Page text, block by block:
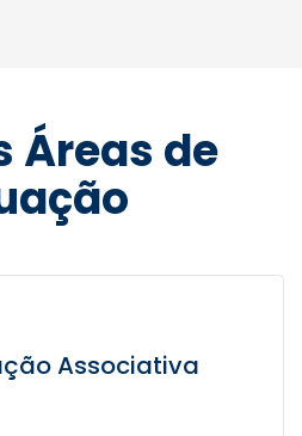
Áreas de
Associativa